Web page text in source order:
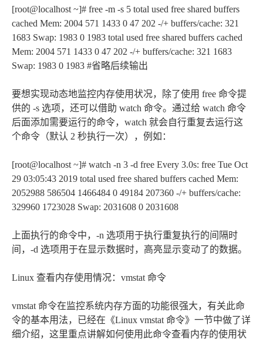
[root@localhost ~]# free -m -s 5 total used free shared buffers
cached Mem: 2004 571 1433 0 47 202 -/+ buffers/cache: 321
1683 Swap: 1983 0 1983 total used free shared buffers cached
Mem: 2004 571 1433 0 47 202 -/+ buffers/cache: 321 1683
Swap: 1983 0 1983 #省略后续输出
要想实现动态地监控内存使用状况，除了使用 free 命令提
供的 -s 选项，还可以借助 watch 命令。通过给 watch 命令
后面添加需要运行的命令，watch 就会自行重复去运行这
个命令（默认 2 秒执行一次），例如：
[root@localhost ~]# watch -n 3 -d free Every 3.0s: free Tue Oct
29 03:05:43 2019 total used free shared buffers cached Mem:
2052988 586504 1466484 0 49184 207360 -/+ buffers/cache:
329960 1723028 Swap: 2031608 0 2031608
上面执行的命令中，-n 选项用于执行重复执行的间隔时
间，-d 选项用于在显示数据时，高亮显示变动了的数据。
Linux 查看内存使用情况：vmstat 命令
vmstat 命令在监控系统内存方面的功能很强大，有关此命
令的基本用法，已经在《Linux vmstat 命令》一节中做了详
细介绍，这里重点讲解如何使用此命令查看内存的使用状